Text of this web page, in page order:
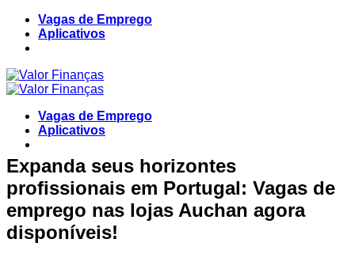
Skip
content
Vagas de Emprego
Aplicativos
Vagas de Emprego
Aplicativos
Expanda seus horizontes
profissionais em Portugal: Vagas de
emprego nas lojas Auchan agora
disponíveis!